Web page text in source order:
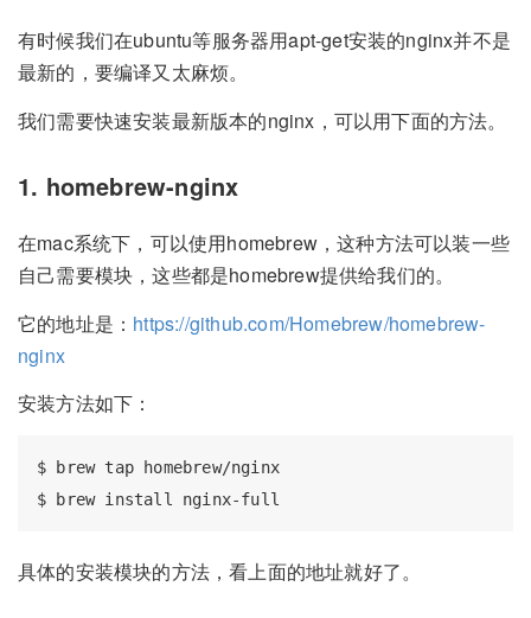
有时候我们在ubuntu等服务器用apt-get安装的nginx并不是
最新的，要编译又太麻烦。
我们需要快速安装最新版本的nginx，可以用下面的方法。
1. homebrew-nginx
在mac系统下，可以使用homebrew，这种方法可以装一些
自己需要模块，这些都是homebrew提供给我们的。
它的地址是： https://github.com/Homebrew/homebrew-
nginx
安装方法如下：
$ brew tap homebrew/nginx
具体的安装模块的方法，看上面的地址就好了。